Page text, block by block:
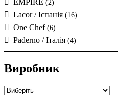
(2)
Lacor / Іспанія (16)
One Chef (6)
Paderno / Італія (4)
Виробник